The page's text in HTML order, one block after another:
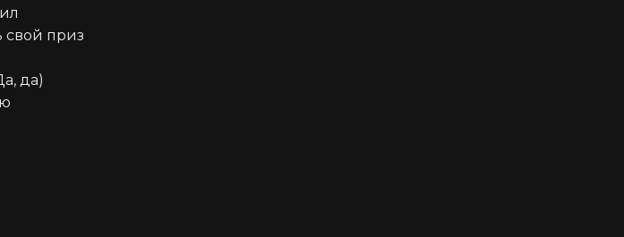
свой приз
да)